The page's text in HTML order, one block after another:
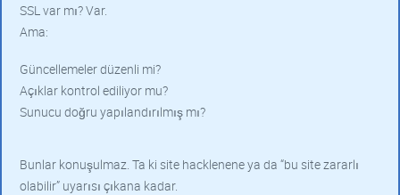
SSL var mı? Var.
Ama:
Güncellemeler düzenli mi?
Açıklar kontrol ediliyor mu?
Sunucu doğru yapılandırılmış mı?
Bunlar konuşulmaz. Ta ki site hacklenene ya da “bu site zararlı
olabilir” uyarısı çıkana kadar.